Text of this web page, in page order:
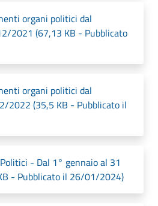
organi politici dal
2021 (67,13 KB - Pubblicato
organi politici dal
(35,5 KB - Pubblicato il
- Dal 1° gennaio al 31
- Pubblicato il 26/01/2024)